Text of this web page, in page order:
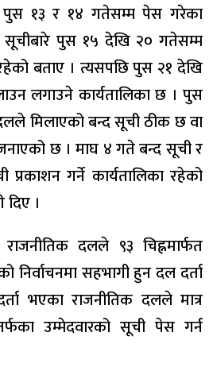
१३ र १४ गतेसम्म पेस गरेका
सूचीबारे पुस १५ देखि २० गतेसम्म
बताए । त्यसपछि पुस २१ देखि
लगाउने कार्यतालिका छ । पुस
मिलाएको बन्द सूची ठीक छ वा
छ । माघ ४ गते बन्द सूची र
गर्ने कार्यतालिका रहेको
दिए ।
दलले ९३ चिह्नमार्फत
निर्वाचनमा सहभागी हुन दल दर्ता
भएका राजनीतिक दलले मात्र
उम्मेदवारको सूची पेस गर्न